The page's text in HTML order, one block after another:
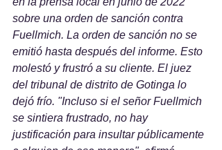
sobre una orden de sanción contra
Fuellmich. La orden de sanción no se
emitió hasta después del informe. Esto
molestó y frustró a su cliente. El juez
del tribunal de distrito de Gotinga lo
dejó frío. "Incluso si el señor Fuellmich
se sintiera frustrado, no hay
justificación para insultar públicamente